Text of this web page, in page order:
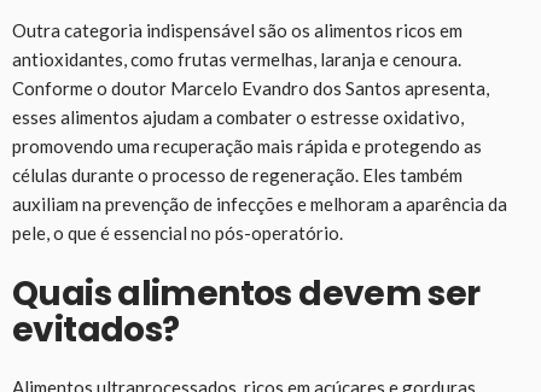
Outra categoria indispensável são os alimentos ricos em
antioxidantes, como frutas vermelhas, laranja e cenoura.
Conforme o doutor Marcelo Evandro dos Santos apresenta,
esses alimentos ajudam a combater o estresse oxidativo,
promovendo uma recuperação mais rápida e protegendo as
células durante o processo de regeneração. Eles também
auxiliam na prevenção de infecções e melhoram a aparência da
pele, o que é essencial no pós-operatório.
Quais alimentos devem ser
evitados?